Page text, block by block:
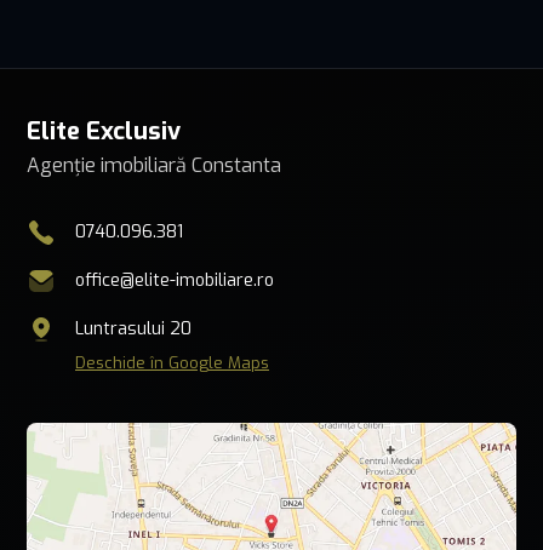
Elite Exclusiv
Agenție imobiliară Constanta
0740.096.381
office@elite-imobiliare.ro
Luntrasului 20
Deschide în Google Maps